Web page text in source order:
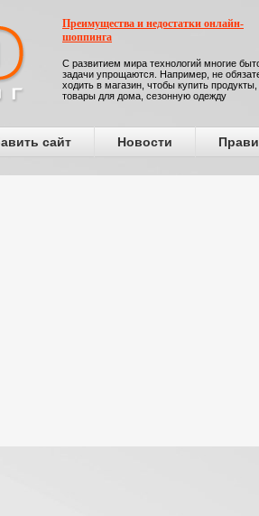
Преимущества и недостатки онлайн-
шоппинга
С развитием мира технологий многие
задачи упрощаются. Например, не
ходить в магазин, чтобы купить продукты,
товары для дома, сезонную одежду
сайт Новости